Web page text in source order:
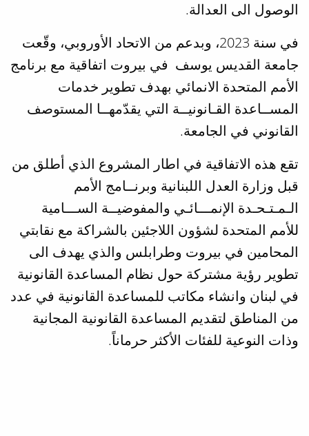
الوصول الى العدالة.
في سنة 2023، وبدعم من الاتحاد الأوروبي، وقّعت
جامعة القديس يوسف في بيروت اتفاقية مع برنامج
الأمم المتحدة الانمائي بهدف تطوير خدمات
المســاعدة القـانونيــة التي يقدّمهــا المستوصف
القانوني في الجامعة.
تقع هذه الاتفاقية في اطار المشروع الذي أطلق من
قبل وزارة العدل اللبنانية وبرنــامج الأمم
الـمـتـحـدة الإنمـــائـي والمفوضيــة الســـامية
للأمم المتحدة لشؤون اللاجئين بالشراكة مع نقابتي
المحامين في بيروت وطرابلس والذي يهدف الى
تطوير رؤية مشتركة حول نظام المساعدة القانونية
في لبنان وانشاء مكاتب للمساعدة القانونية في عدد
من المناطق لتقديم المساعدة القانونية المجانية
وذات النوعية للفئات الأكثر حرماناً.